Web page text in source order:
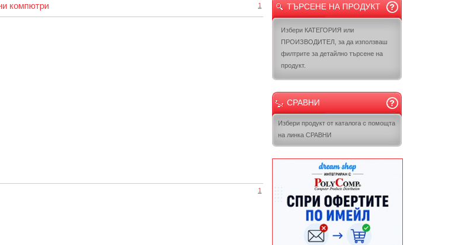
1
компютри
1
ТЪРСЕНЕ НА ПРОДУКТ
Избери КАТЕГОРИЯ или
ПРОИЗВОДИТЕЛ, за да използваш
филтрите за детайлно търсене на
продукт.
СРАВНИ
Избери продукт от каталога с помощта
на линка СРАВНИ